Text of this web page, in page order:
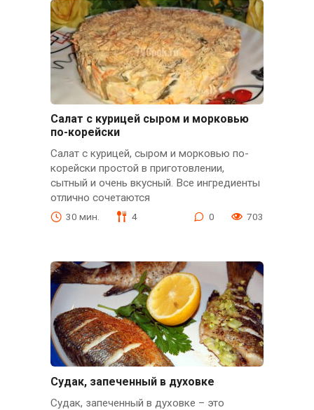
Салат с курицей сыром и морковью
по-корейски
Салат с курицей, сыром и морковью по-
корейски простой в приготовлении,
сытный и очень вкусный. Все ингредиенты
отлично сочетаются
30 мин. 4 0 703
Судак, запеченный в духовке
Судак, запеченный в духовке – это